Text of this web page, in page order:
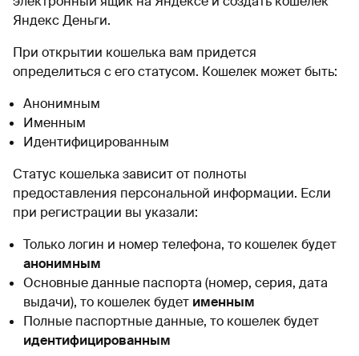
Яндекс Деньги.
При открытии кошелька вам придется
определиться с его статусом. Кошелек может быть:
Анонимным
Именным
Идентифицированным
Статус кошелька зависит от полноты
предоставления персональной информации. Если
при регистрации вы указали:
Только логин и номер телефона, то кошелек будет
анонимным
Основные данные паспорта (номер, серия, дата
выдачи), то кошелек будет именным
Полные паспортные данные, то кошелек будет
идентифицированным